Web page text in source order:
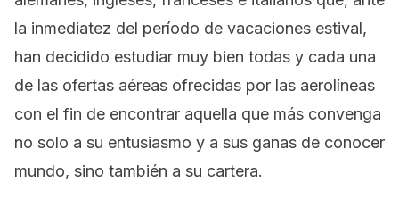
la inmediatez del período de vacaciones estival,
han decidido estudiar muy bien todas y cada una
de las ofertas aéreas ofrecidas por las aerolíneas
con el fin de encontrar aquella que más convenga
no solo a su entusiasmo y a sus ganas de conocer
mundo, sino también a su cartera.